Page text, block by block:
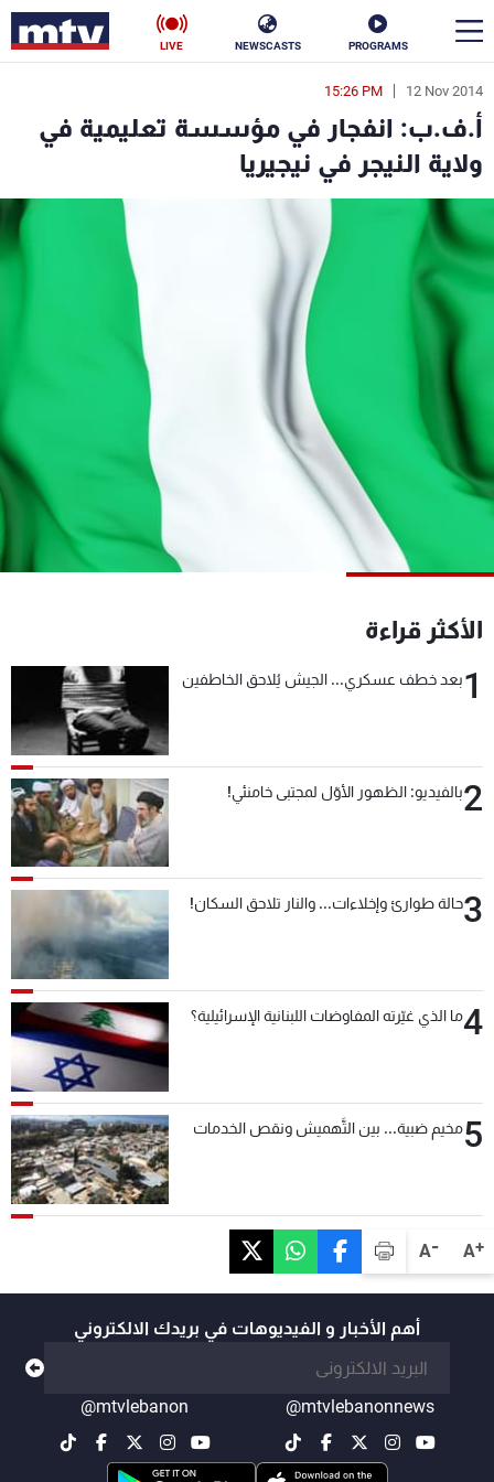
PROGRAMS
NEWSCASTS
LIVE
A+
A-
12 Nov 2014
15:26 PM
أ.ف.ب: انفجار في مؤسسة تعليمية في
ولاية النيجر في نيجيريا
الأكثر قراءة
1بعد خطف عسكري... الجيش يُلاحق الخاطفين
2بالفيديو: الظهور الأوّل لمجتبى خامنئي!
3حالة طوارئ وإخلاءات... والنار تلاحق السكان!
4ما الذي غيّرته المفاوضات اللبنانية الإسرائيلية؟
5مخيم ضبية... بين التَّهميش ونقص الخدمات
أهم الأخبار و الفيديوهات في بريدك الالكتروني
@mtvlebanonnews
@mtvlebanon
en
الأخبار
سياسة
إقتصاد
منوعات
البرامج
جدول البرامج
شاهد البرامج
عن MTV
الإنـتـاج
شروط الإسـتخدام
سياسة الخصوصية